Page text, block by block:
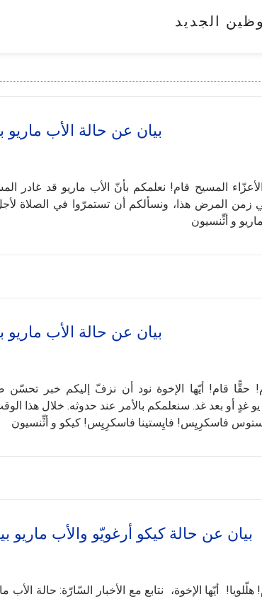
الجديد
بيان عن حالة الأب ماريو بيتسي
الأعزّاء المسيح قام! نعلمكم بأنّ الأب ماريو قد
زمن المرض هذا، ونسألكم أن تستمرّوا في الصلاة
و أثِّنسيون
بيان عن حالة الأب ماريو بيتسي
حقًّا قام! أيّها الإخوة نود أن نزفّ إليكم خبر تحسّن
غدٍ أو بعد غد. سنعلمكم بالأمر عند حدوثه. خلال هذا
فاسكرِيِس! فايِستينا فاسكرِيِس! كيكو و أثِّنسيون
بيان عن حالة كيكو أرغويّو والأب ماريو بيتسي
هلّلويا! أيّها الإخوة، نتابع مع الأخبار السّارّة: حالة